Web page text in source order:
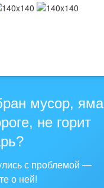
мусор, яма
не горит
с проблемой —
о ней!